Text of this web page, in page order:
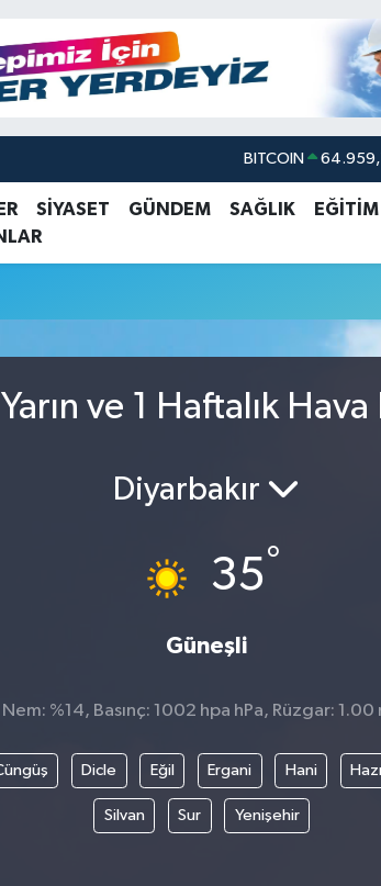
BITCOIN
DOLAR
GRAM ALTIN
BİST100
SİYASET GÜNDEM SAĞLIK EĞİTİM
ve 1 Haftalık
Diyarbakır
35°
Güneşli
Nem: %14, Basınç: 1002 hpa hPa, Rüzgar:
Dicle Eğil Ergani Hani
Silvan Sur Yenişehir